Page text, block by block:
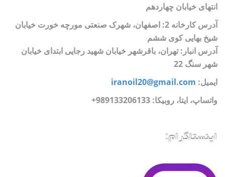
انتهای خیابان چهاردهم
آدرس کارخانه 2: اصفهان، شهرک صنعتی مورچه خورت خیابان
شیخ بهایی کوی ششم
آدرس انبار: تهران، باقرشهر خیابان شهید رجایی ابتدای خیابان
شهر سنگ 22
ایمیل: iranoil20@gmail.com
واتساپ، ایتا، روبیکا: 989133206133+
اینستاگرام: